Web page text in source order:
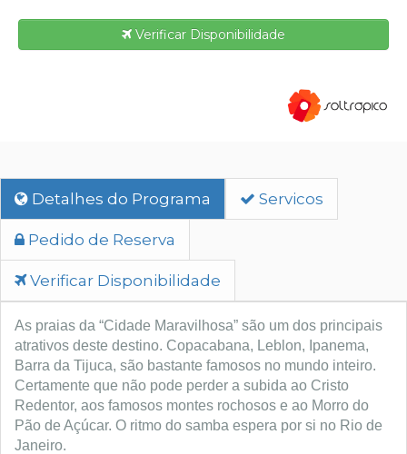
Verificar Disponibilidade
Detalhes do Programa Servicos
Pedido de Reserva
Verificar Disponibilidade
As praias da “Cidade Maravilhosa” são um dos principais
atrativos deste destino. Copacabana, Leblon, Ipanema,
Barra da Tijuca, são bastante famosos no mundo inteiro.
Certamente que não pode perder a subida ao Cristo
Redentor, aos famosos montes rochosos e ao Morro do
Pão de Açúcar. O ritmo do samba espera por si no Rio de
Janeiro.